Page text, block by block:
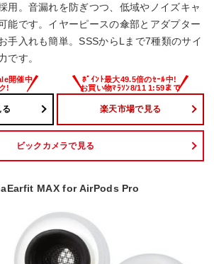
用。音漏れを防ぎつつ、低域やノイズキャ
能です。イヤーピースの傘部とアダプター
手入れも簡単。SSSからLまで7種類のサイ
です。
楽天市場で見る
ビックカメラで見る
MAX for AirPods Pro